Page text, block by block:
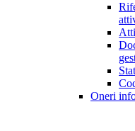
Oneri